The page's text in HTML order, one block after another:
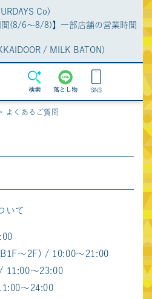
Co)
間(8/6～8/8)】一部店舗の営業時間
/ MILK BATON)
検索 落とし物
営業時間
よくあるご質問
いて
～2F) / 10:00～21:00
～23:00
～24:00